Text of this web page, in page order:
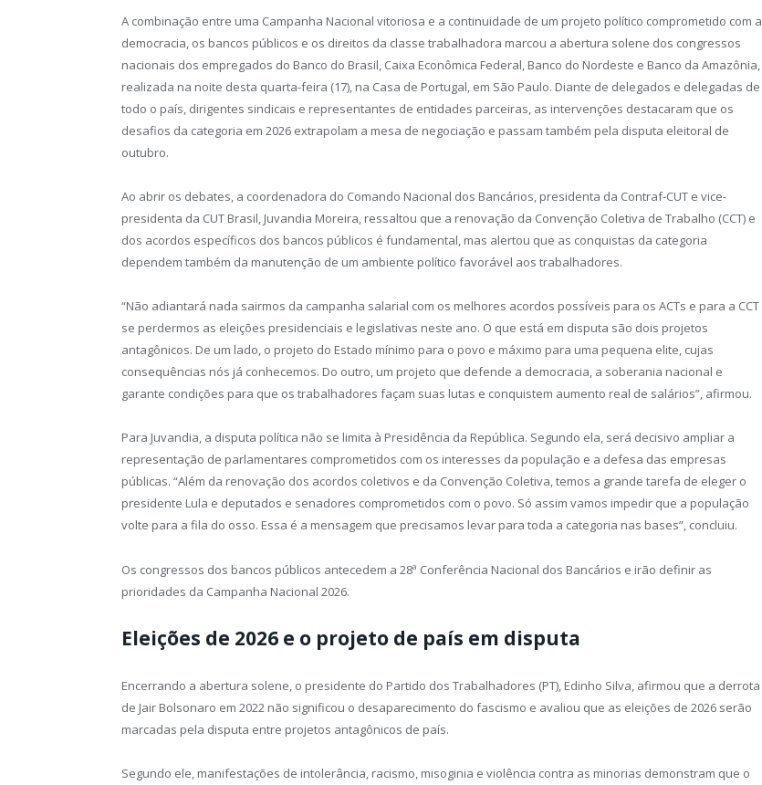
A combinação entre uma Campanha Nacional vitoriosa e a continuidade de um projeto político comprometido com a
democracia, os bancos públicos e os direitos da classe trabalhadora marcou a abertura solene dos congressos
nacionais dos empregados do Banco do Brasil, Caixa Econômica Federal, Banco do Nordeste e Banco da Amazônia,
realizada na noite desta quarta-feira (17), na Casa de Portugal, em São Paulo. Diante de delegados e delegadas de
todo o país, dirigentes sindicais e representantes de entidades parceiras, as intervenções destacaram que os
desafios da categoria em 2026 extrapolam a mesa de negociação e passam também pela disputa eleitoral de
outubro.
Ao abrir os debates, a coordenadora do Comando Nacional dos Bancários, presidenta da Contraf-CUT e vice-
presidenta da CUT Brasil, Juvandia Moreira, ressaltou que a renovação da Convenção Coletiva de Trabalho (CCT) e
dos acordos específicos dos bancos públicos é fundamental, mas alertou que as conquistas da categoria
dependem também da manutenção de um ambiente político favorável aos trabalhadores.
“Não adiantará nada sairmos da campanha salarial com os melhores acordos possíveis para os ACTs e para a CCT
se perdermos as eleições presidenciais e legislativas neste ano. O que está em disputa são dois projetos
antagônicos. De um lado, o projeto do Estado mínimo para o povo e máximo para uma pequena elite, cujas
consequências nós já conhecemos. Do outro, um projeto que defende a democracia, a soberania nacional e
garante condições para que os trabalhadores façam suas lutas e conquistem aumento real de salários”, afirmou.
Para Juvandia, a disputa política não se limita à Presidência da República. Segundo ela, será decisivo ampliar a
representação de parlamentares comprometidos com os interesses da população e a defesa das empresas
públicas. “Além da renovação dos acordos coletivos e da Convenção Coletiva, temos a grande tarefa de eleger o
presidente Lula e deputados e senadores comprometidos com o povo. Só assim vamos impedir que a população
volte para a fila do osso. Essa é a mensagem que precisamos levar para toda a categoria nas bases”, concluiu.
Os congressos dos bancos públicos antecedem a 28ª Conferência Nacional dos Bancários e irão definir as
prioridades da Campanha Nacional 2026.
Eleições de 2026 e o projeto de país em disputa
Encerrando a abertura solene, o presidente do Partido dos Trabalhadores (PT), Edinho Silva, afirmou que a derrota
de Jair Bolsonaro em 2022 não significou o desaparecimento do fascismo e avaliou que as eleições de 2026 serão
marcadas pela disputa entre projetos antagônicos de país.
Segundo ele, manifestações de intolerância, racismo, misoginia e violência contra as minorias demonstram que o